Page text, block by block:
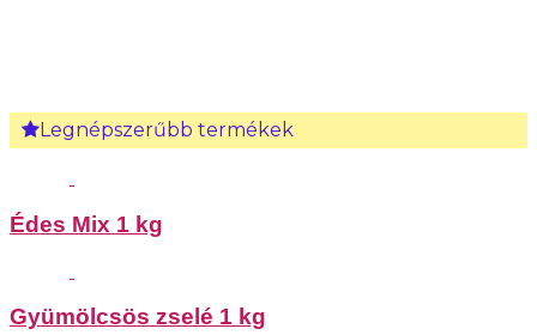
Legnépszerűbb termékek
Édes Mix 1 kg
Gyümölcsös zselé 1 kg